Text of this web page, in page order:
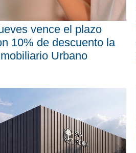
vence el plazo
10% de descuento la
Urbano